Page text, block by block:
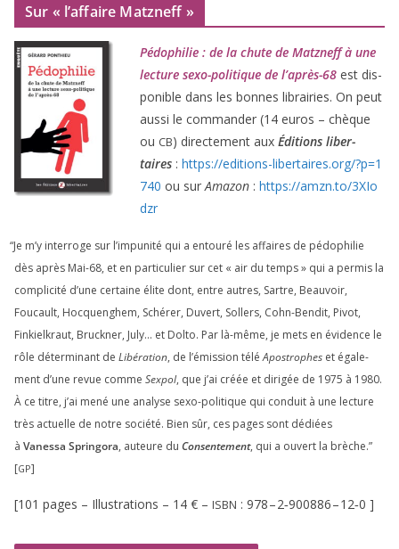
Sur « l’affaire Matzneff »
Pédophilie : de la chute de Matzneff à une
lec­ture sexo-poli­tique de l’après-68 est dis­
po­nible dans les bonnes librai­ries. On peut
aus­si le com­man­der (14 euros – chèque
ou CB) direc­te­ment aux Éditions liber­
taires : https://​edi​tions​-liber​taires​.org/​?​p​=​1
740 ou surAmazon : https://​amzn​.to/​3​X​I​o​
dzr
“Je m’y inter­roge sur l’impunité qui a entou­ré les affaires de pédo­phi­lie
dès après Mai-68, et en par­ti­cu­lier sur cet « air du temps » qui a per­mis la
com­pli­ci­té d’une cer­taine élite dont, entre autres, Sartre, Beauvoir,
Foucault, Hocquenghem, Schérer, Duvert, Sollers, Cohn-Bendit, Pivot,
Finkielkraut, Bruckner, July… et Dolto. Par là-même, je mets en évi­dence le
rôle déter­mi­nant de Libération, de l’émission téléApostrophes et éga­le­
ment d’une revue comme Sexpol, que j’ai créée et diri­gée de 1975 à 1980.
À ce titre, j’ai mené une ana­lyse sexo-poli­tique qui conduit à une lec­ture
très actuelle de notre socié­té. Bien sûr, ces pages sont dédiées
à Vanessa Springora, auteure du Consentement, qui a ouvert la brèche.”
[GP]
[101 pages – Illustrations – 14 € – ISBN : 978–2‑900886–12‑0 ]